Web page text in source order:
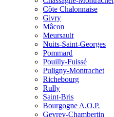
Côte Chalonnaise
Givry
Mâcon
Meursault
Nuits-Saint-Georges
Pommard
Pouilly-Fuissé
Puligny-Montrachet
Richebourg
Rully
Saint-Bris
Bourgogne A.O.P.
Gevrey-Chambertin